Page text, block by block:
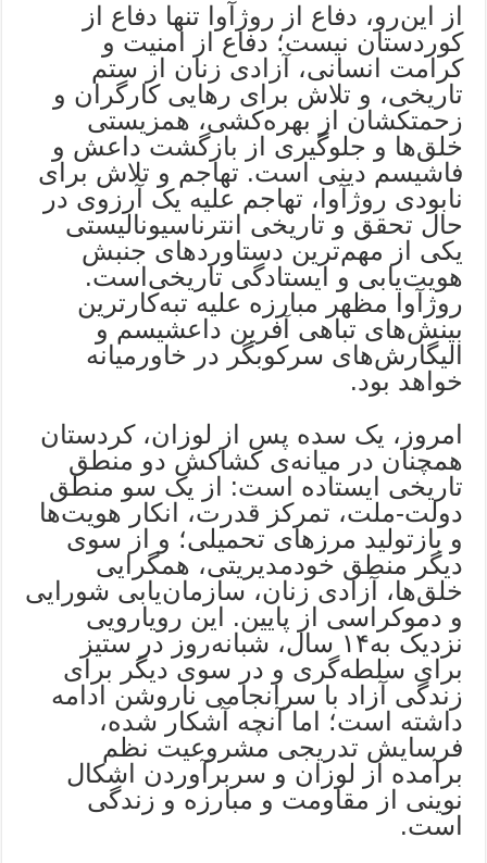
از این‌رو، دفاع از روژآوا تنها دفاع از
کوردستان نیست؛ دفاع از امنیت و
کرامت انسانی، آزادی زنان از ستم
تاریخی، و تلاش برای رهایی کارگران و
زحمتکشان از بهره‌کشی، همزیستی
خلق‌ها و جلوگیری از بازگشت داعش و
فاشیسم دینی است. تهاجم و تلاش برای
نابودی روژآوا، تهاجم علیه یک آرزوی در
حال تحقق و تاریخی انترناسیونالیستی
یکی از مهم‌ترین دستاوردهای جنبش
هویت‌یابی و ایستادگی تاریخی‌است.
روژآوا مظهر مبارزه علیه تبه‌کارترین
بینش‌های تباهی آفرین داعشیسم و
الیگارش‌های سرکوبگر در خاورمیانه
خواهد بود.
امروز، یک سده پس از لوزان، کردستان
همچنان در میانه‌ی کشاکش دو منطق
تاریخی ایستاده است: از یک سو منطق
دولت-ملت، تمرکز قدرت، انکار هویت‌ها
و بازتولید مرزهای تحمیلی؛ و از سوی
دیگر منطق خودمدیریتی، همگرایی
خلق‌ها، آزادی زنان، سازمان‌یابی شورایی
و دموکراسی از پایین. این رویارویی
نزدیک به۱۴ سال، شبانه‌روز در ستیز
برای سلطه‌گری و در سوی دیگر برای
زندگی آزاد با سرانجامی ناروشن ادامه
داشته است؛ اما آنچه آشکار شده،
فرسایش تدریجی مشروعیت نظم
برآمده از لوزان و سربرآوردن اشکال
نوینی از مقاومت و مبارزه و زندگی
است.